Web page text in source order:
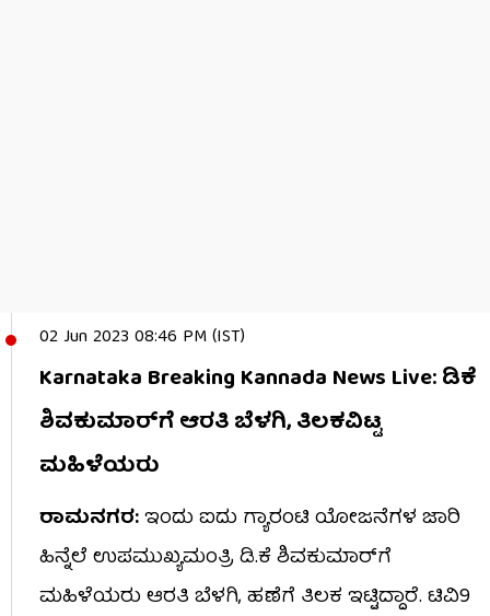
02 Jun 2023 08:46 PM (IST)
Karnataka Breaking Kannada News Live: ಡಿಕೆ
ಶಿವಕುಮಾರ್​ಗೆ ಆರತಿ ಬೆಳಗಿ, ತಿಲಕವಿಟ್ಟ
ಮಹಿಳೆಯರು
ರಾಮನಗರ:ಇಂದು ಐದು ಗ್ಯಾರಂಟಿ ಯೋಜನೆಗಳ ಜಾರಿ
ಹಿನ್ನೆಲೆ ಉಪಮುಖ್ಯಮಂತ್ರಿ ಡಿ.ಕೆ ಶಿವಕುಮಾರ್​ಗೆ
ಮಹಿಳೆಯರು ಆರತಿ ಬೆಳಗಿ, ಹಣೆಗೆ ತಿಲಕ ಇಟ್ಟಿದ್ದಾರೆ. ಟಿವಿ9